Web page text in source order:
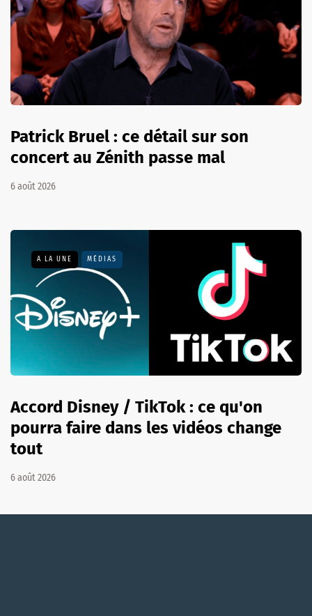
Patrick Bruel : ce détail sur son
concert au Zénith passe mal
6 août 2026
A LA UNE MÉDIAS
Accord Disney / TikTok : ce qu'on
pourra faire dans les vidéos change
tout
6 août 2026